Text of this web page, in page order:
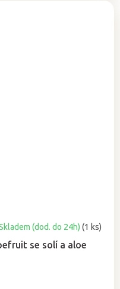
se solí a aloe
(dod. do 24h) (1 ks)